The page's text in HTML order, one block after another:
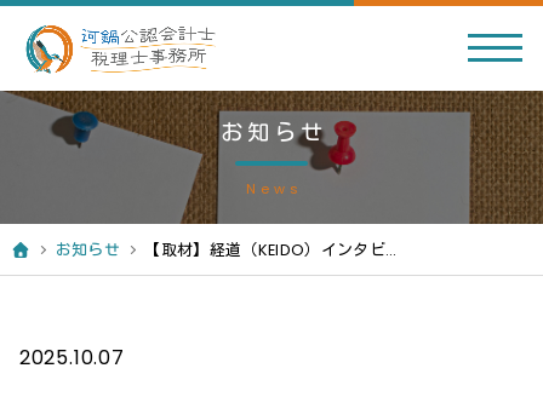
お知らせ
News
お知らせ 【取材】経道（KEIDO）インタビュー記事に弊事務所が掲載されました！
2025.10.07